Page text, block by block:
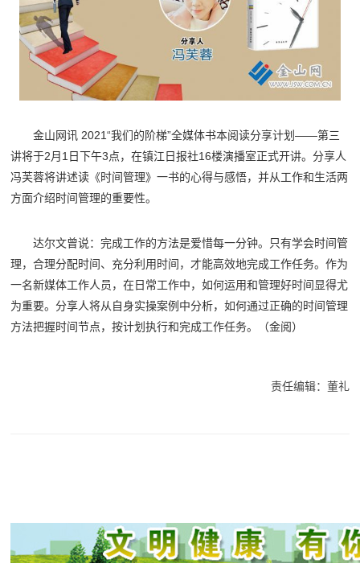
金山网讯 2021“我们的阶梯”全媒体书本阅读分享计划——第三
讲将于2月1日下午3点，在镇江日报社16楼演播室正式开讲。分享人
冯芙蓉将讲述读《时间管理》一书的心得与感悟，并从工作和生活两
方面介绍时间管理的重要性。
达尔文曾说：完成工作的方法是爱惜每一分钟。只有学会时间管
理，合理分配时间、充分利用时间，才能高效地完成工作任务。作为
一名新媒体工作人员，在日常工作中，如何运用和管理好时间显得尤
为重要。分享人将从自身实操案例中分析，如何通过正确的时间管理
方法把握时间节点，按计划执行和完成工作任务。（金阅）
责任编辑：董礼